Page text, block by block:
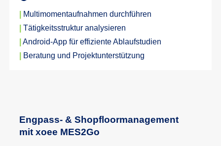
Multimomentaufnahmen durchführen
Tätigkeitsstruktur analysieren
Android-App für effiziente Ablaufstudien
Beratung und Projektunterstützung
Engpass- & Shopfloormanagement
mit xoee MES2Go